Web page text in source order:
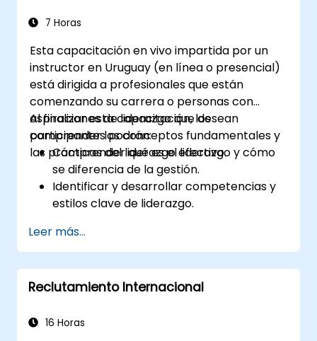
7 Horas
Esta capacitación en vivo impartida por un
instructor en Uruguay (en línea o presencial)
está dirigida a profesionales que están
comenzando su carrera o personas con
aspiraciones de liderazgo que desean
comprender los conceptos fundamentales y
las prácticas del liderazgo efectivo.
Al finalizar esta capacitación, los
participantes podrán:
Comprender qué es el liderazgo y cómo
se diferencia de la gestión.
Identificar y desarrollar competencias y
estilos clave de liderazgo.
comunicarlas de manera efectiva.
Generar confianza e influir en los demás a
través de una comunicación eficaz.
Leer más...
Reclutamiento Internacional
16 Horas